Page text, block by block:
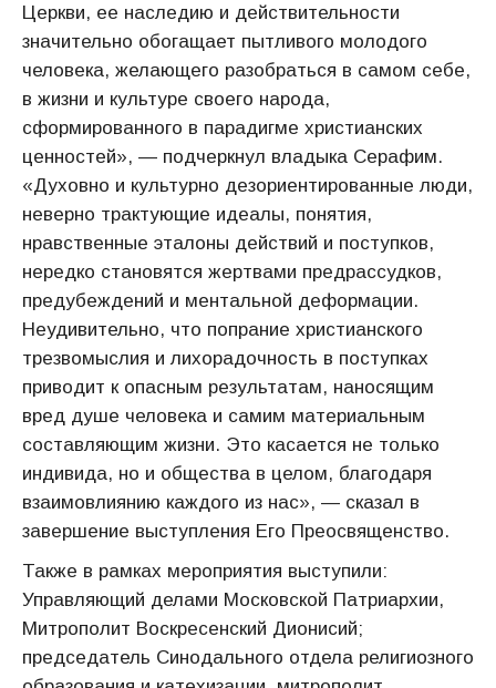
Церкви, ее наследию и действительности
значительно обогащает пытливого молодого
человека, желающего разобраться в самом себе,
в жизни и культуре своего народа,
сформированного в парадигме христианских
ценностей», — подчеркнул владыка Серафим.
«Духовно и культурно дезориентированные люди,
неверно трактующие идеалы, понятия,
нравственные эталоны действий и поступков,
нередко становятся жертвами предрассудков,
предубеждений и ментальной деформации.
Неудивительно, что попрание христианского
трезвомыслия и лихорадочность в поступках
приводит к опасным результатам, наносящим
вред душе человека и самим материальным
составляющим жизни. Это касается не только
индивида, но и общества в целом, благодаря
взаимовлиянию каждого из нас», — сказал в
завершение выступления Его Преосвященство.
Также в рамках мероприятия выступили:
Управляющий делами Московской Патриархии,
Митрополит Воскресенский Дионисий;
председатель Синодального отдела религиозного